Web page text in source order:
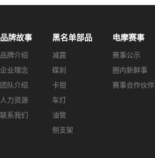
品牌故事
品牌介绍
企业理念
团队介绍
人力资源
联系我们
黑名单部品
减震
碟刹
卡钳
车灯
油管
侧支架
电摩赛事
赛事公示
圈内新鲜事
赛事合作伙伴